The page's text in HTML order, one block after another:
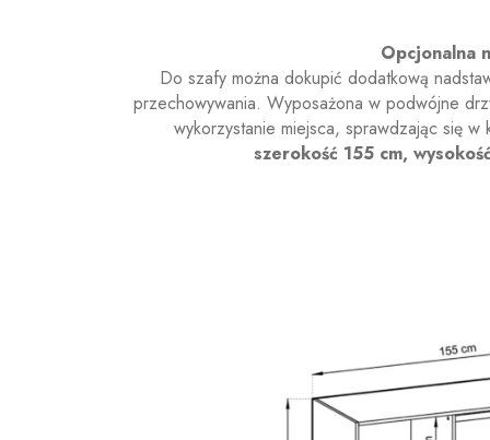
Opcjonalna
Do szafy można dokupić dodatkową
przechowywania. Wyposażona w podwójne
wykorzystanie miejsca, sprawdzając się
szerokość 155 cm,